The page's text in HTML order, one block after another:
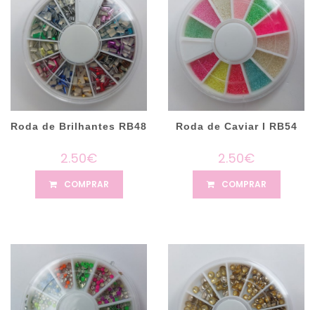
Roda de Brilhantes RB48
2.50€
COMPRAR
Roda de Caviar I RB54
2.50€
COMPRAR